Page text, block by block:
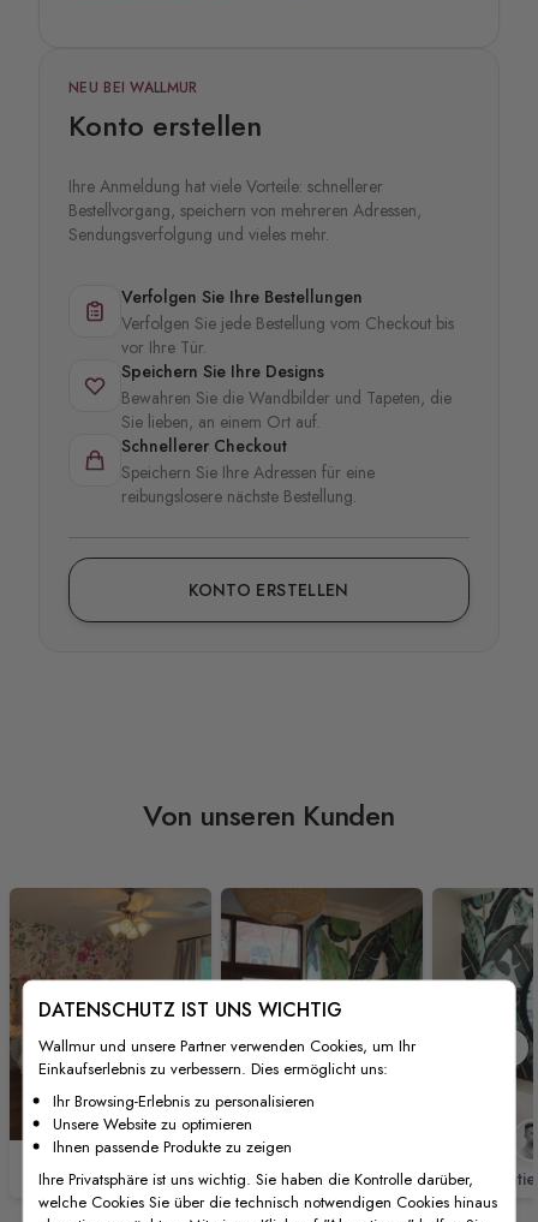
NEU BEI WALLMUR
Konto erstellen
Ihre Anmeldung hat viele Vorteile: schnellerer
Bestellvorgang, speichern von mehreren Adressen,
Sendungsverfolgung und vieles mehr.
Verfolgen Sie Ihre Bestellungen
Verfolgen Sie jede Bestellung vom Checkout bis
vor Ihre Tür.
Speichern Sie Ihre Designs
Bewahren Sie die Wandbilder und Tapeten, die
Sie lieben, an einem Ort auf.
Schnellerer Checkout
Speichern Sie Ihre Adressen für eine
reibungslosere nächste Bestellung.
KONTO ERSTELLEN
Von unseren Kunden
@Katherine Black @SofsboutiqueHotel
DATENSCHUTZ IST UNS WICHTIG
Wallmur und unsere Partner verwenden Cookies, um Ihr
Einkaufserlebnis zu verbessern. Dies ermöglicht uns:
Ihr Browsing-Erlebnis zu personalisieren
Unsere Website zu optimieren
Ihnen passende Produkte zu zeigen
Ihre Privatsphäre ist uns wichtig. Sie haben die Kontrolle darüber,
welche Cookies Sie über die technisch notwendigen Cookies hinaus